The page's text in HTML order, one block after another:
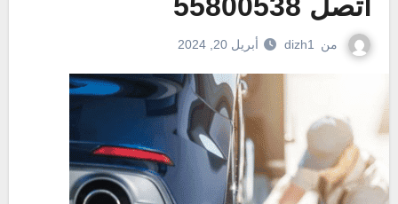
من dizh1 أبريل 20, 2024